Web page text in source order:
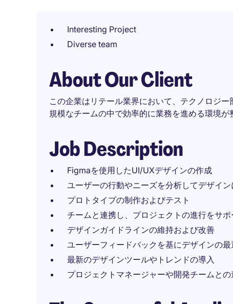
Interesting Project
Diverse team
About Our Client
この企業はリテール業界において、テクノロジ
規模なチームの中で効率的に業務を進める環境が
Job Description
Figmaを使用したUI/UXデザインの作成
ユーザーの行動やニーズを分析してデザイン
プロトタイプの制作およびテスト
チームと連携し、プロジェクトの進行をサポ
デザインガイドラインの維持および改善
ユーザーフィードバックを基にデザインの最
最新のデザインツールやトレンドの導入
プロジェクトマネージャーや開発チームとの